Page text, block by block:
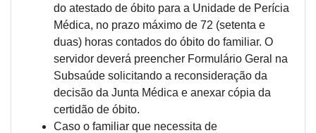
do atestado de óbito para a Unidade de Perícia
Médica, no prazo máximo de 72 (setenta e
duas) horas contados do óbito do familiar. O
servidor deverá preencher Formulário Geral na
Subsaúde solicitando a reconsideração da
decisão da Junta Médica e anexar cópia da
certidão de óbito.
Caso o familiar que necessita de